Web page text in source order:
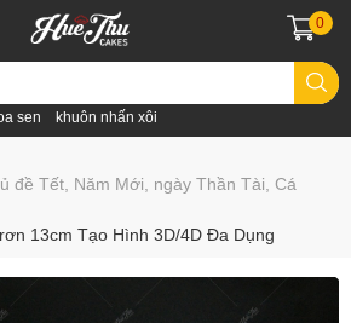
sen khuôn nhấn xôi
0
đề Tết, Năm Mới, ngày Thần Tài, Cá
13cm Tạo Hình 3D/4D Đa Dụng